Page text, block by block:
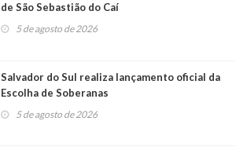
de São Sebastião do Caí
5 de agosto de 2026
Salvador do Sul realiza lançamento oficial da
Escolha de Soberanas
5 de agosto de 2026